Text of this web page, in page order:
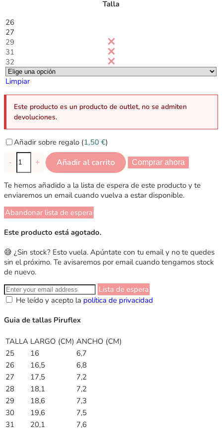
Talla
26
27
29
31
32
Limpiar
Este producto es un producto de outlet, no se admiten
devoluciones.
Añadir sobre regalo (1,50 €)
- + Añadir al carrito Comprar ahora
Te hemos añadido a la lista de espera de este producto y te
enviaremos un email cuando vuelva a estar disponible.
Abandonar lista de espera
Este producto está agotado.
😅 ¿Sin stock? Esto vuela. Apúntate con tu email y no te quedes
sin el próximo. Te avisaremos por email cuando tengamos stock
de nuevo.
Lista de espera
He leído y acepto la política de privacidad
Guia de tallas Piruflex
TALLA LARGO (CM) ANCHO (CM)
25
16
6,7
26
16,5
6,8
27
17,5
7,2
28
18,1
7,2
29
18,6
7,3
30
19,6
7,5
31
20,1
7,6